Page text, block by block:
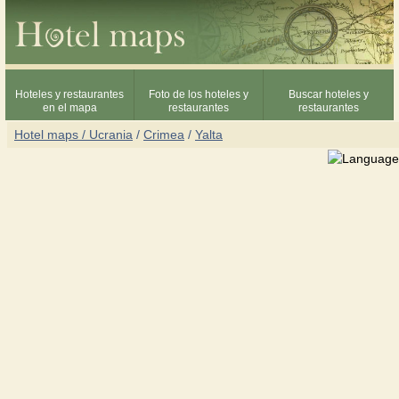
Hoteles y restaurantes
en el mapa
Foto de los hoteles y
restaurantes
Buscar hoteles y
restaurantes
Hotel maps / Ucrania / Crimea / Yalta